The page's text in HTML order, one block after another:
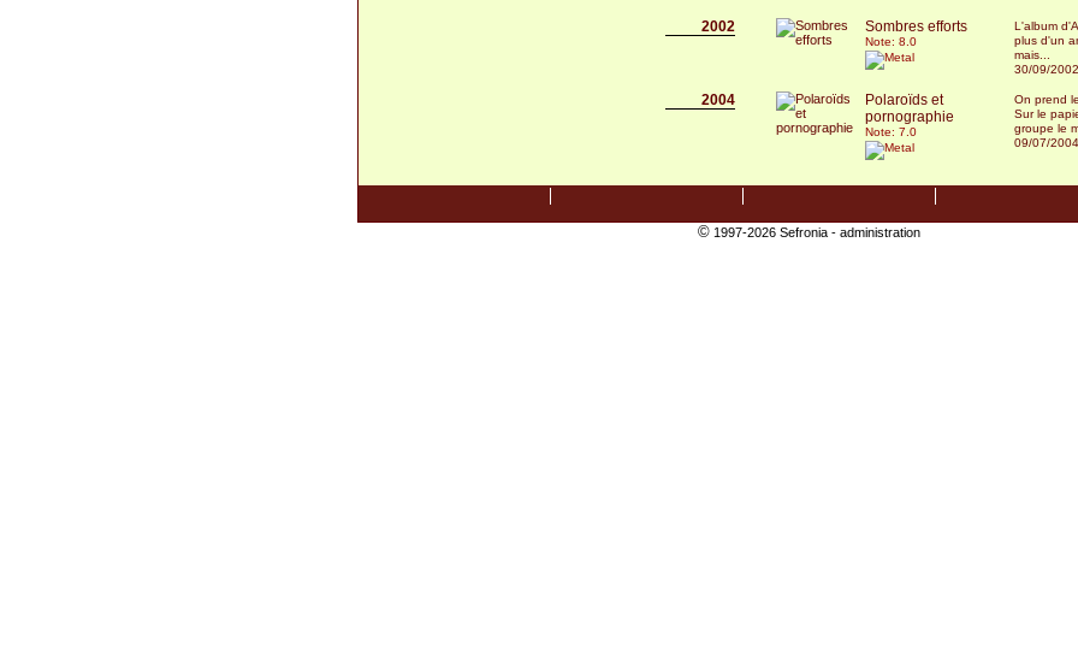
2002 Sombres efforts
Note: 8.0
L'album
plus d'un
mais...
30/09/2002
2004
Polaroïds et
pornographie
Note: 7.0
On prend
Sur le
groupe le
09/07/2004
©1997-2026 Sefronia - administration